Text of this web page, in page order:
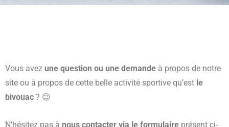
Vous avez une question ou une demande à propos de notre
site ou à propos de cette belle activité sportive qu’est le
bivouac ? 😉
N’hésitez pas à nous contacter via le formulaire présent ci-